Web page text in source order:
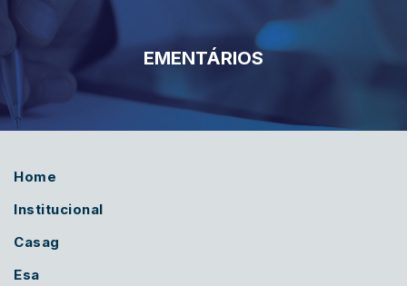
EMENTÁRIOS
Home
Institucional
Casag
Esa